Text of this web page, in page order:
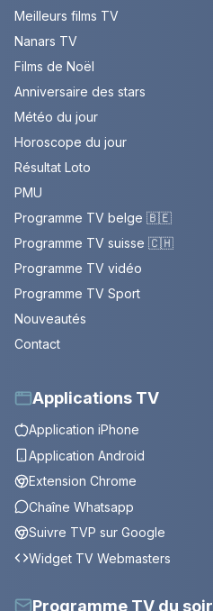
Meilleurs films TV
Nanars TV
Films de Noël
Anniversaire des stars
Météo du jour
Horoscope du jour
Résultat Loto
PMU
Programme TV belge 🇧🇪
Programme TV suisse 🇨🇭
Programme TV vidéo
Programme TV Sport
Nouveautés
Contact
Applications TV
Application iPhone
Application Android
Extension Chrome
Chaîne Whatsapp
Suivre TVP sur Google
Widget TV Webmasters
Programme TV du soir